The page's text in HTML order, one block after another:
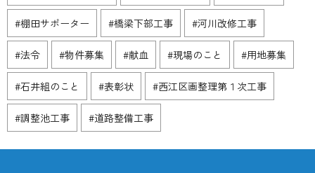
#棚田サポーター #橋梁下部工事 #河川改修工事
#法令 #物件募集 #献血 #現場のこと #用地募集
#石井組のこと #表彰状 #西江区画整理第１次工事
#調整池工事 #道路整備工事